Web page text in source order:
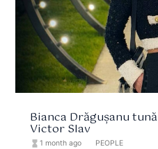
Bianca Drăgușanu
Victor Slav
hourglass_full 1 month ago PEOPLE